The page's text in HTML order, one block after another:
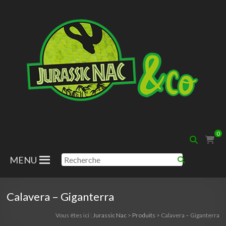
Nac
0
MENU
Calavera – Giganterra
Vous êtes ici : Jurassic Nac> Produits > Calavera – Giganterra